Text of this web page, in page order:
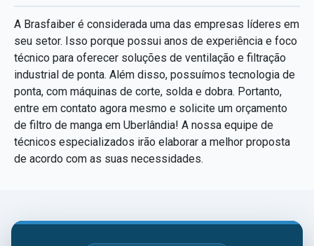
A Brasfaiber é considerada uma das empresas líderes em
seu setor. Isso porque possui anos de experiência e foco
técnico para oferecer soluções de ventilação e filtração
industrial de ponta. Além disso, possuímos tecnologia de
ponta, com máquinas de corte, solda e dobra. Portanto,
entre em contato agora mesmo e solicite um orçamento
de filtro de manga em Uberlândia! A nossa equipe de
técnicos especializados irão elaborar a melhor proposta
de acordo com as suas necessidades.